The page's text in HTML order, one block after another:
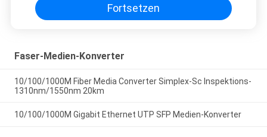
Fortsetzen
Faser-Medien-Konverter
10/100/1000M Fiber Media Converter Simplex-Sc Inspektions-
1310nm/1550nm 20km
10/100/1000M Gigabit Ethernet UTP SFP Medien-Konverter